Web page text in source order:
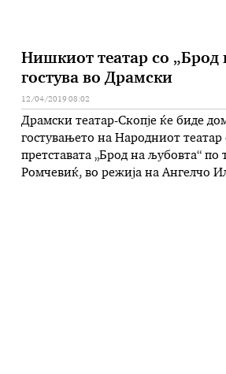
Нишкиот театар со „Брод
гостува во Драмски
12/04/2019 08:02
Драмски театар-Скопје ќе биде
гостувањето на Народниот
претставата „Брод на љубовта“ по
Ромчевиќ, во режија на Ангелчо